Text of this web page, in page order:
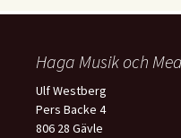
Haga Musik och
Ulf Westberg
Pers Backe 4
806 28 Gävle